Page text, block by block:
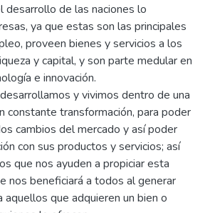
desarrollo de las naciones lo
ya que estas son las principales
proveen bienes y servicios a los
y capital, y son parte medular en
e innovación.
y vivimos dentro de una
constante transformación, para poder
cambios del mercado y así poder
con sus productos y servicios; así
que nos ayuden a propiciar esta
nos beneficiará a todos al generar
aquellos que adquieren un bien o